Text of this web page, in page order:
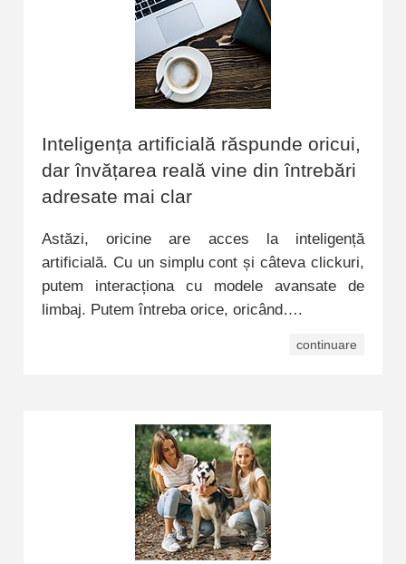
Inteligența artificială răspunde oricui,
dar învățarea reală vine din întrebări
adresate mai clar
Astăzi, oricine are acces la inteligență
artificială. Cu un simplu cont și câteva clickuri,
putem interacționa cu modele avansate de
limbaj. Putem întreba orice, oricând….
continuare